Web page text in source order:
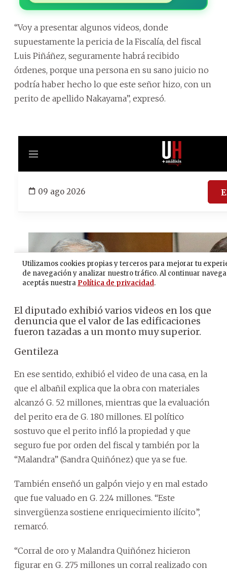
“Voy a presentar algunos videos, donde
supuestamente la pericia de la Fiscalía, del fiscal
Luis Piñáñez, seguramente habrá recibido
órdenes, porque una persona en su sano juicio no
podría haber hecho lo que este señor hizo, con un
perito de apellido Nakayama”, expresó.
El diputado exhibió varios videos en los que
denuncia que el valor de las edificaciones
fueron tazadas a un monto muy superior.
Gentileza
En ese sentido, exhibió el video de una casa, en la
que el albañil explica que la obra con materiales
alcanzó G. 52 millones, mientras que la evaluación
del perito era de G. 180 millones. El político
sostuvo que el perito infló la propiedad y que
seguro fue por orden del fiscal y también por la
“Malandra” (Sandra Quiñónez) que ya se fue.
También enseñó un galpón viejo y en mal estado
que fue valuado en G. 224 millones. “Este
sinvergüenza sostiene enriquecimiento ilícito”,
remarcó.
“Corral de oro y Malandra Quiñónez hicieron
figurar en G. 275 millones un corral realizado con